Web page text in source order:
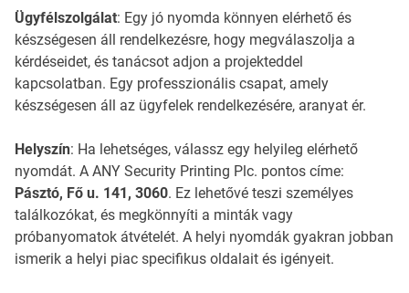
Ügyfélszolgálat: Egy jó nyomda könnyen elérhető és
készségesen áll rendelkezésre, hogy megválaszolja a
kérdéseidet, és tanácsot adjon a projekteddel
kapcsolatban. Egy professzionális csapat, amely
készségesen áll az ügyfelek rendelkezésére, aranyat ér.
Helyszín: Ha lehetséges, válassz egy helyileg elérhető
nyomdát. A ANY Security Printing Plc. pontos címe:
Pásztó, Fő u. 141, 3060. Ez lehetővé teszi személyes
találkozókat, és megkönnyíti a minták vagy
próbanyomatok átvételét. A helyi nyomdák gyakran jobban
ismerik a helyi piac specifikus oldalait és igényeit.